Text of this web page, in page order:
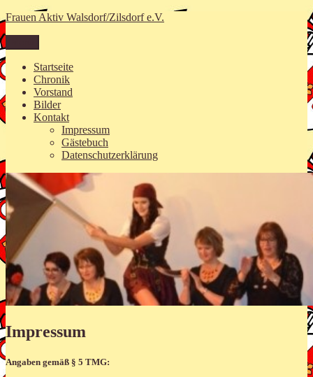
Zum
springen
Frauen Aktiv Walsdorf/Zilsdorf e.V.
Startseite
Chronik
Vorstand
Bilder
Kontakt
Impressum
Gästebuch
Datenschutzerklärung
Impressum
Angaben gemäß § 5 TMG: